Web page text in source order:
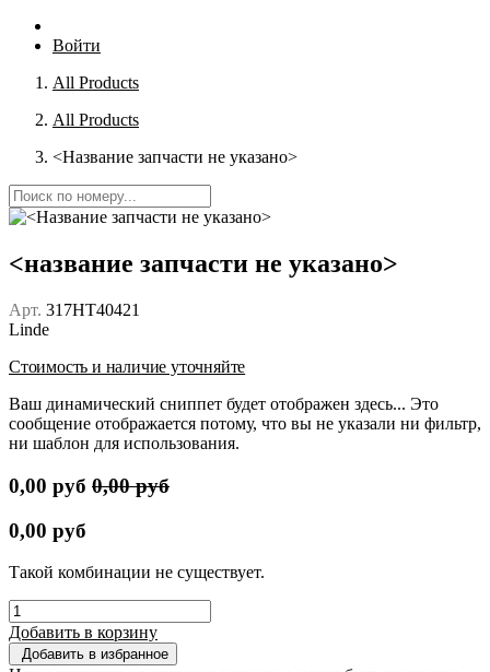
Войти
All Products
All Products
<Название запчасти не указано>
<название запчасти не указано>
Арт. 317HT40421
Linde
Стоимость и наличие уточняйте
Ваш динамический сниппет будет отображен здесь... Это
сообщение отображается потому, что вы не указали ни фильтр,
ни шаблон для использования.
0,00 руб 0,00руб
0,00 руб
Такой комбинации не существует.
Добавить в корзину
Добавить в избранное